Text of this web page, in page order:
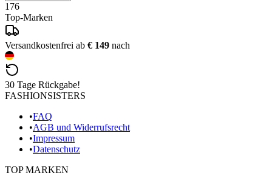
176
Top-Marken
Versandkostenfrei ab € 149 nach
30 Tage Rückgabe!
FASHIONSISTERS
•FAQ
•AGB und Widerrufsrecht
•Impressum
•Datenschutz
TOP MARKEN